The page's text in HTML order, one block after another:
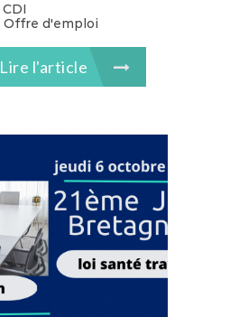
CDI
Offre d'emploi
Lire l'article